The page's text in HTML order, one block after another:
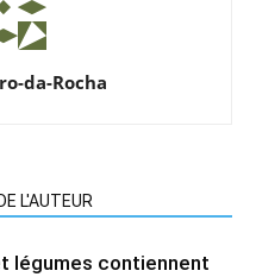
da-Rocha
L'AUTEUR
légumes contiennent